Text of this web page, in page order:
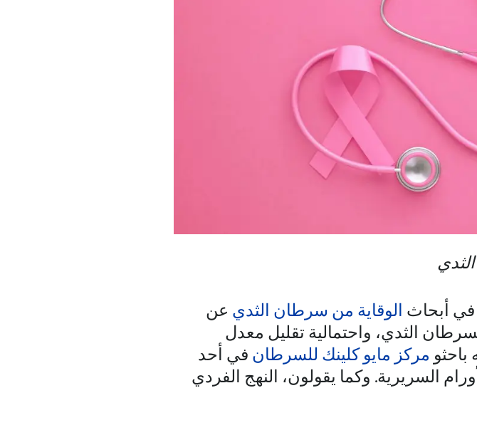
في أبحاث الوقاية من سرطان الثدي عن
الثدي، واحتمالية تقليل معدل
باحثو مركز مايو كلينك للسرطان في أحد
السريرية. وكما يقولون، النهج الفردي